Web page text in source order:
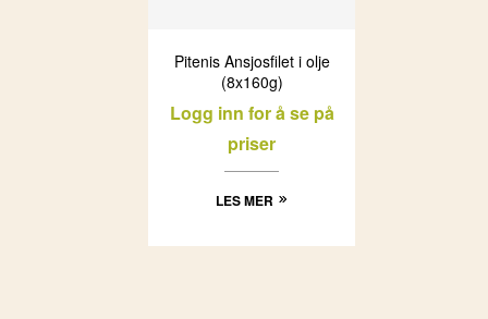
Pitenis Ansjosfilet i olje
(8x160g)
Logg inn for å se på
priser
LES MER